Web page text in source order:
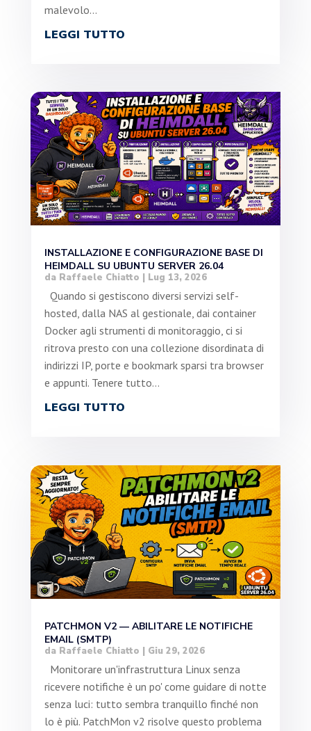
malevolo...
LEGGI TUTTO
INSTALLAZIONE E CONFIGURAZIONE BASE DI
HEIMDALL SU UBUNTU SERVER 26.04
da Raffaele Chiatto Lug 13, 2026
Quando si gestiscono diversi servizi self-
hosted, dalla NAS al gestionale, dai container
Docker agli strumenti di monitoraggio, ci si
ritrova presto con una collezione disordinata di
indirizzi IP, porte e bookmark sparsi tra browser
e appunti. Tenere tutto...
LEGGI TUTTO
PATCHMON V2 — ABILITARE LE NOTIFICHE
EMAIL (SMTP)
da Raffaele Chiatto | Giu 29, 2026
Monitorare un'infrastruttura Linux senza
ricevere notifiche è un po' come guidare di notte
senza luci: tutto sembra tranquillo finché non
lo è più. PatchMon v2 risolve questo problema